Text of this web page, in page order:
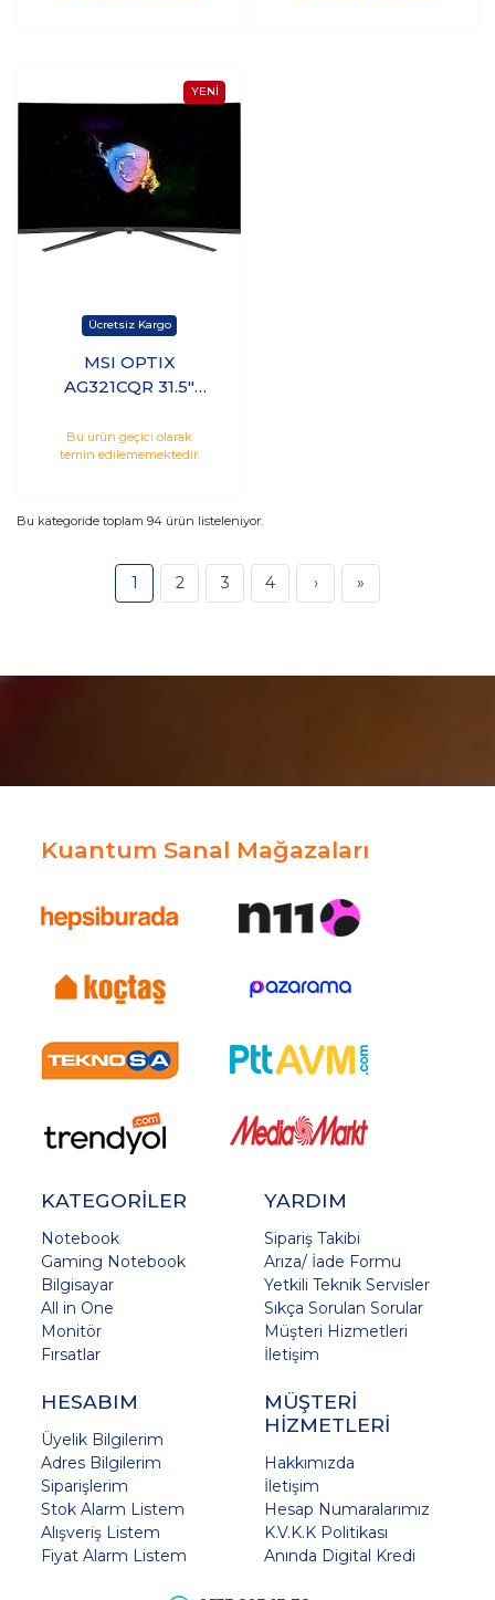
MSI OPTIX
AG321CQR 31.5"
Hdmı Dp Freesync
Premium Curved
Bu ürün geçici olarak
temin edilememektedir.
Bu kategoride toplam 94 ürün listeleniyor.
1 2 3 4 › »
Kuantum Sanal Mağazaları
KATEGORİLER
Notebook
Gaming Notebook
Bilgisayar
All in One
Monitör
Fırsatlar
YARDIM
Sipariş Takibi
Arıza/ İade Formu
Yetkili Teknik Servisler
Sıkça Sorulan Sorular
Müşteri Hizmetleri
İletişim
HESABIM
Üyelik Bilgilerim
Adres Bilgilerim
Siparişlerim
Stok Alarm Listem
Alışveriş Listem
Fiyat Alarm Listem
MÜŞTERİ
HİZMETLERİ
Hakkımızda
İletişim
Hesap Numaralarımız
K.V.K.K Politikası
Anında Digital Kredi